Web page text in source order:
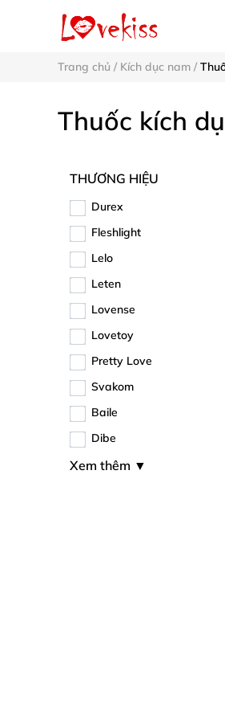
Trang chủ / Kích dục nam /
Thuốc kích
THƯƠNG HIỆU
Durex
Fleshlight
Lelo
Leten
Lovense
Lovetoy
Pretty Love
Svakom
Baile
Dibe
Xem thêm ▼